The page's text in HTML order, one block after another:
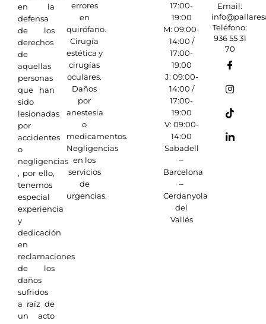
en la
defensa
de los
derechos
de
aquellas
personas
que han
sido
lesionadas
por
accidentes
o
negligencias
, por ello,
tenemos
especial
experiencia
y
dedicación
en
reclamaciones
de los
daños
sufridos
a raíz de
un acto
errores
en
quirófano.
Cirugía
estética y
cirugías
oculares.
Daños
por
anestesia
o
medicamentos.
Negligencias
en los
servicios
de
urgencias.
17:00-
19:00
M: 09:00-
14:00 /
17:00-
19:00
J: 09:00-
14:00 /
17:00-
19:00
V: 09:00-
14:00
Sabadell
–
Barcelona
–
Cerdanyola
del
Vallés
Email:
Teléfono:
936 55 31
70